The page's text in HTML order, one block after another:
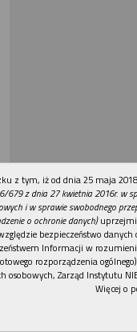
z tym, iż od dnia 25 maja
679 z dnia 27 kwietnia 2016r. w
i w sprawie swobodnego
o ochronie danych)
bezpieczeństwo
Informacji w
rozporządzenia
osobowych, Zarząd Instytutu
Więcej o